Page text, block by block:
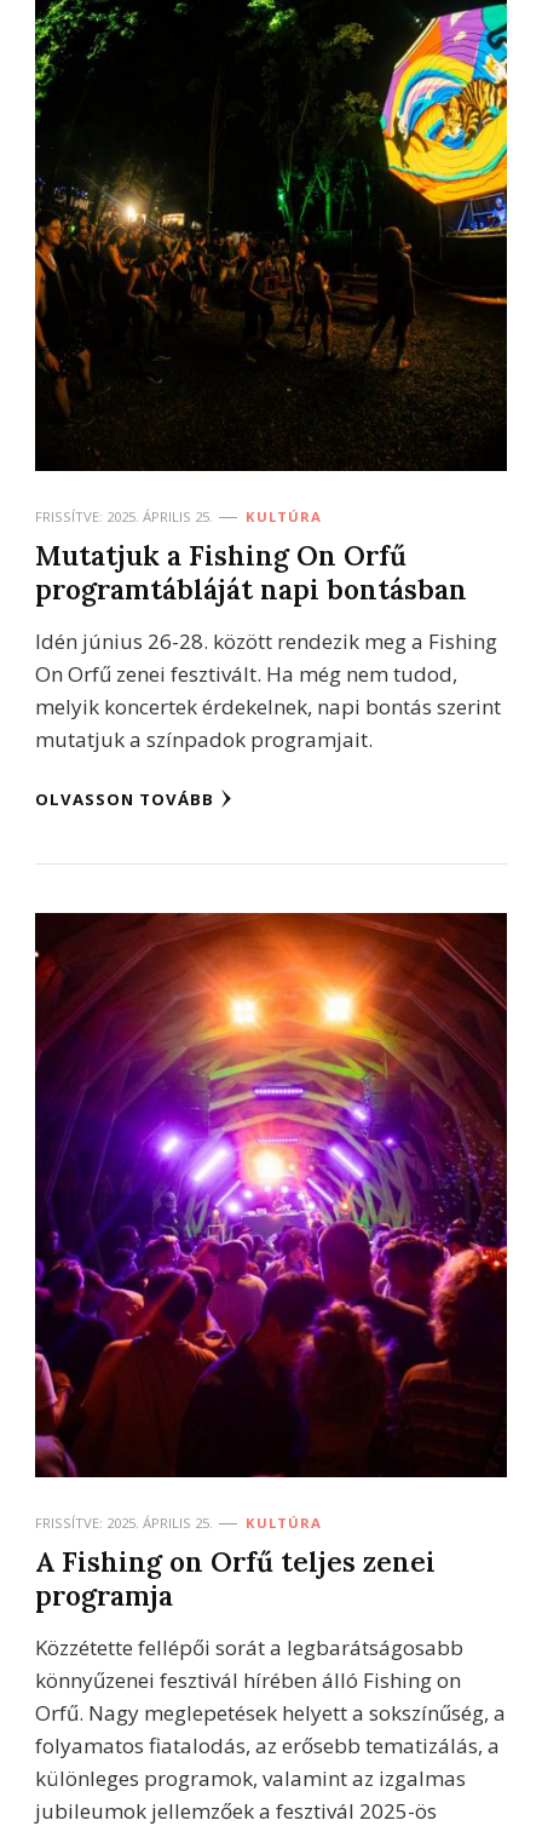
FRISSÍTVE: 2025. ÁPRILIS 25. KULTÚRA
Mutatjuk a Fishing On Orfű
programtábláját napi bontásban
Idén június 26-28. között rendezik meg a Fishing
On Orfű zenei fesztivált. Ha még nem tudod,
melyik koncertek érdekelnek, napi bontás szerint
mutatjuk a színpadok programjait.
OLVASSON TOVÁBB
FRISSÍTVE: 2025. ÁPRILIS 25. KULTÚRA
A Fishing on Orfű teljes zenei
programja
Közzétette fellépői sorát a legbarátságosabb
könnyűzenei fesztivál hírében álló Fishing on
Orfű. Nagy meglepetések helyett a sokszínűség, a
folyamatos fiatalodás, az erősebb tematizálás, a
különleges programok, valamint az izgalmas
jubileumok jellemzőek a fesztivál 2025-ös